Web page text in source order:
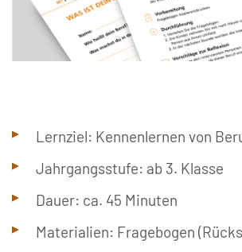
Lernziel: Kennenlernen von
Jahrgangsstufe: ab 3. Klasse
Dauer: ca. 45 Minuten
Materialien: Fragebogen